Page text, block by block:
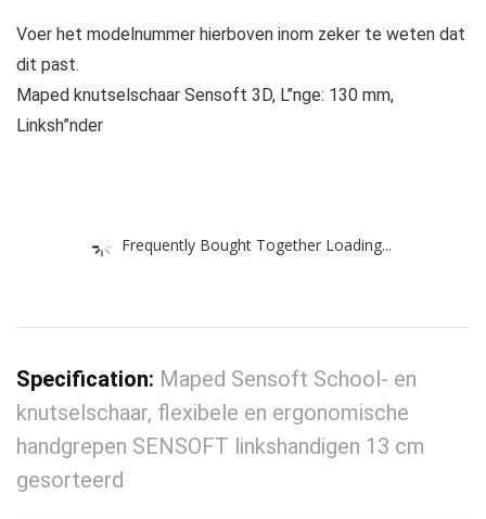
Voer het modelnummer hierboven inom zeker te weten dat
dit past.
Maped knutselschaar Sensoft 3D, L”nge: 130 mm,
Linksh”nder
Frequently Bought Together Loading...
Specification: Maped Sensoft School- en
knutselschaar, flexibele en ergonomische
handgrepen SENSOFT linkshandigen 13 cm
gesorteerd